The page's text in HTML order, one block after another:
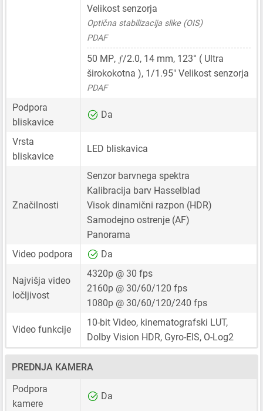
Velikost senzorja
Optična stabilizacija slike (OIS)
PDAF
50 MP, ƒ/2.0, 14 mm, 123° ( Ultra
širokokotna ), 1/1.95" Velikost senzorja
PDAF
Podpora
bliskavice
Da
Vrsta
bliskavice
LED bliskavica
Značilnosti
Senzor barvnega spektra
Kalibracija barv Hasselblad
Visok dinamični razpon (HDR)
Samodejno ostrenje (AF)
Panorama
Video podpora
Da
Najvišja video
ločljivost
4320p @ 30 fps
2160p @ 30/60/120 fps
1080p @ 30/60/120/240 fps
Video funkcije
10-bit Video, kinematografski LUT,
Dolby Vision HDR, Gyro-EIS, O-Log2
PREDNJA KAMERA
Podpora
kamere
Da